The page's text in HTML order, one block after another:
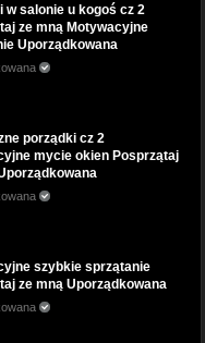
w salonie u kogoś cz 2
ze mną Motywacyjne
Uporządkowana
porządki cz 2
mycie okien Posprzątaj
szybkie sprzątanie
ze mną Uporządkowana